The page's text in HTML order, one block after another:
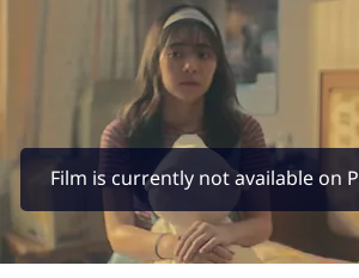
Film is currently not available on